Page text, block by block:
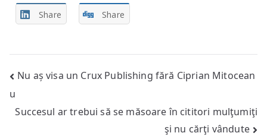
Share Share
Post
navigation
Nu aș visa un Crux Publishing fără Ciprian Mitocean
u
Succesul ar trebui să se măsoare în cititori mulţumiţi
şi nu cărţi vândute